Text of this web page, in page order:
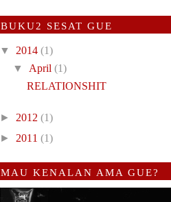
BUKU2 SESAT GUE
▼ 2014 (1)
▼ April(1)
RELATIONSHIT
► 2012 (1)
► 2011 (1)
MAU KENALAN AMA GUE?